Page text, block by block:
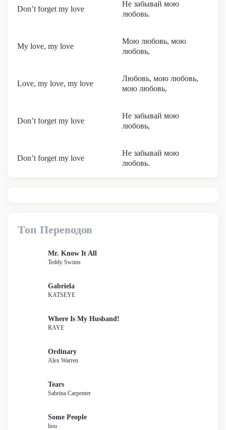
Don’t forget my love
Не забывай мою
любовь.
My love, my love
Мою любовь, мою
любовь,
Love, my love, my love
Любовь, мою любовь,
мою любовь,
Don’t forget my love
Не забывай мою
любовь,
Don’t forget my love
Не забывай мою
любовь.
Топ Переводов
Mr. Know It All
Teddy Swims
Gabriela
KATSEYE
Where Is My Husband!
RAYE
Ordinary
Alex Warren
Tears
Sabrina Carpenter
Some People
liou